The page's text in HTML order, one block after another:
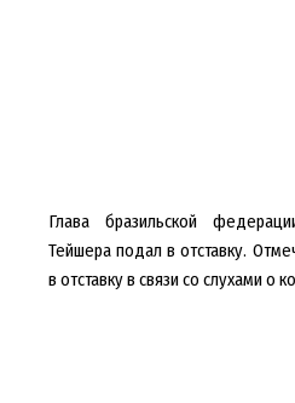
Глава бразильской
Тейшера подал в отставку.
в отставку в связи со слухами о